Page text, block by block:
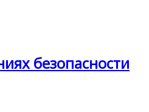
безопасности